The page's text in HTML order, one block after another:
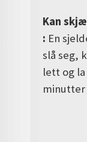
Kan
: En
slå seg,
lett og la